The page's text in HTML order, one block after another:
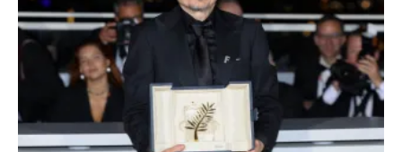
Aston Martin Valiant: على هوى الأبطال